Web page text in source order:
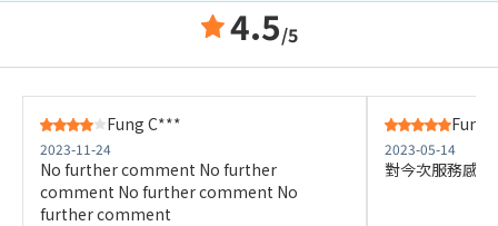
4.5/5
Fung C***
2023-11-24
No further comment No further
comment No further comment No
further comment
Fung
2023-05-14
對今次服務感